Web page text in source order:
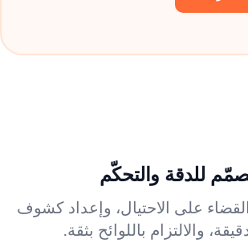
للدقة والتحكّم
على الاحتيال، وإعداد كشوف
والالتزام باللوائح بثقة.